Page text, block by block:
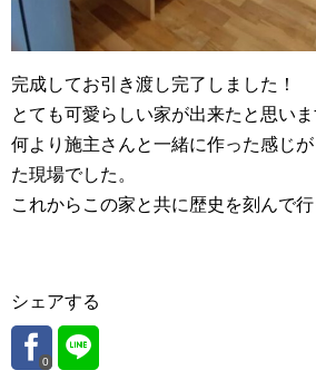
完成してお引き渡し完了しました！
とても可愛らしい家が出来たと思いま
何より施主さんと一緒に作った感じ
た現場でした。
これからこの家と共に歴史を刻んで行
シェアする
0